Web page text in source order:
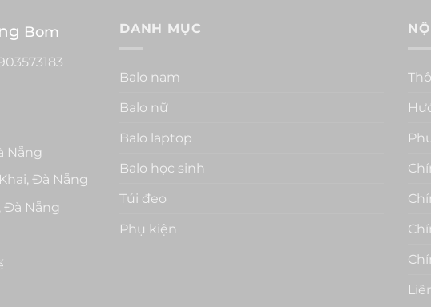
Bom
Nẵng
Đà Nẵng
Đà Nẵng
DANH MỤC
Balo nam
Balo nữ
Balo laptop
Balo học sinh
Túi đeo
Phụ kiện